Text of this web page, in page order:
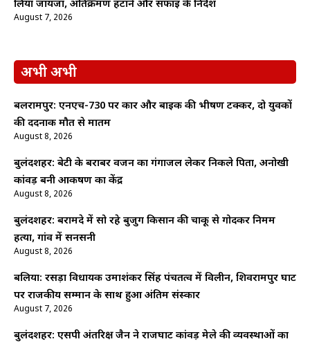
लिया जायजा, अतिक्रमण हटाने और सफाई के निर्देश
August 7, 2026
अभी अभी
बलरामपुर: एनएच-730 पर कार और बाइक की भीषण टक्कर, दो युवकों
की दर्दनाक मौत से मातम
August 8, 2026
बुलंदशहर: बेटी के बराबर वजन का गंगाजल लेकर निकले पिता, अनोखी
कांवड़ बनी आकर्षण का केंद्र
August 8, 2026
बुलंदशहर: बरामदे में सो रहे बुजुर्ग किसान की चाकू से गोदकर निर्मम
हत्या, गांव में सनसनी
August 8, 2026
बलिया: रसड़ा विधायक उमाशंकर सिंह पंचतत्व में विलीन, शिवरामपुर घाट
पर राजकीय सम्मान के साथ हुआ अंतिम संस्कार
August 7, 2026
बुलंदशहर: एसपी अंतरिक्ष जैन ने राजघाट कांवड़ मेले की व्यवस्थाओं का